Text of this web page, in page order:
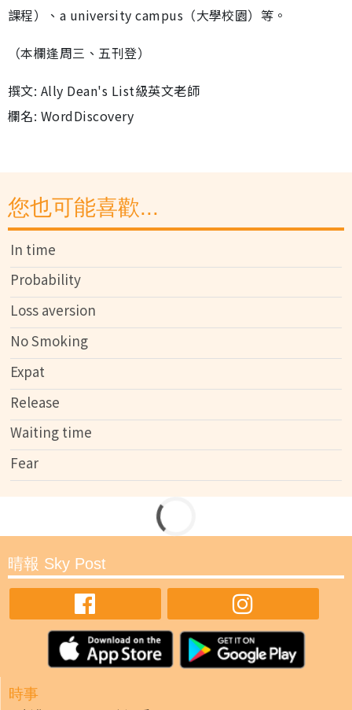
課程）、a university campus（大學校園）等。
（本欄逢周三、五刊登）
撰文: Ally Dean's List級英文老師
欄名: WordDiscovery
您也可能喜歡...
In time
Probability
Loss aversion
No Smoking
Expat
Release
Waiting time
Fear
晴報 Sky Post
時事